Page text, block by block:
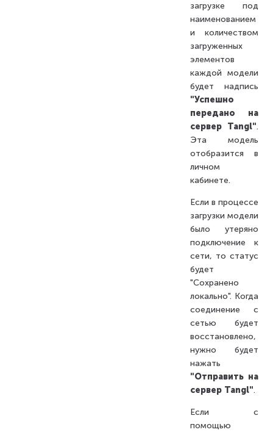
загрузке под
наименованием
и количеством
загруженных
элементов
каждой модели
будет надпись
"Успешно
передано на
сервер Tangl".
Эта модель
отобразится в
личном
кабинете.
Если в процессе
загрузки модели
было утеряно
подключение к
сети, то статус
будет
"Сохранено
локально". Когда
соединение с
сетью будет
восстановлено,
нужно будет
нажать
"Отправить на
сервер Tangl".
Если с
помощью